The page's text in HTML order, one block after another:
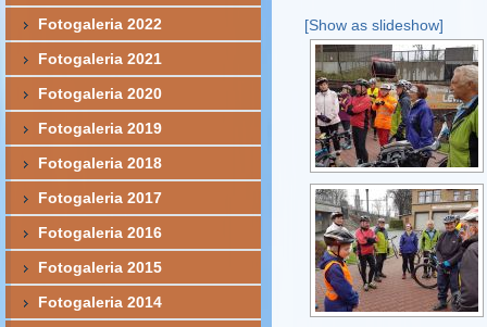
[Show as slideshow]
Fotogaleria 2022
Fotogaleria 2021
Fotogaleria 2020
Fotogaleria 2019
Fotogaleria 2018
Fotogaleria 2017
Fotogaleria 2016
Fotogaleria 2015
Fotogaleria 2014